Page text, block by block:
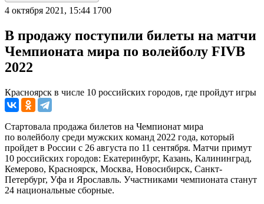
4 октября 2021, 15:44 1700
В продажу поступили билеты на матчи
Чемпионата мира по волейболу FIVB
2022
Красноярск в числе 10 российских городов, где пройдут игры
Стартовала продажа билетов на Чемпионат мира
по волейболу среди мужских команд 2022 года, который
пройдет в России с 26 августа по 11 сентября. Матчи примут
10 российских городов: Екатеринбург, Казань, Калининград,
Кемерово, Красноярск, Москва, Новосибирск, Санкт-
Петербург, Уфа и Ярославль. Участниками чемпионата станут
24 национальные сборные.